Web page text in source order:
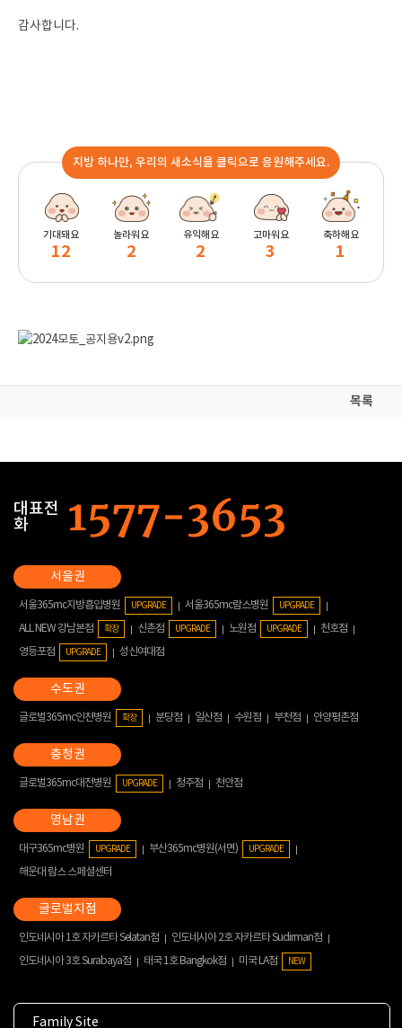
감사합니다.
지방 하나만, 우리의 새소식을 클릭으로 응원해주세요.
기대돼요
12
놀라워요
2
유익해요
2
고마워요
3
축하해요
1
목록
대표전
화
서울365mc지방흡입병원 UPGRADE 서울365mc람스병원 UPGRADE
ALL NEW 강남본점 확장 신촌점 UPGRADE 노원점 UPGRADE
천호점
영등포점
UPGRADE 성신여대점
글로벌365mc인천병원 확장 분당점 일산점 수원점 부천점 안양평촌점
글로벌365mc대전병원 UPGRADE 청주점 천안점
대구365mc병원 UPGRADE 부산365mc병원(서면) UPGRADE
해운대 람스 스페셜센터
인도네시아 1호 자카르타 Selatan점
인도네시아 2호 자카르타 Sudirman점
인도네시아 3호 Surabaya점
태국 1호 Bangkok점 미국 LA점 NEW
Family Site